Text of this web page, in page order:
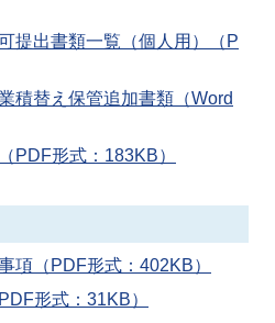
提出書類一覧（個人用）（P
積替え保管追加書類（Word
PDF形式：183KB）
項（PDF形式：402KB）
形式：31KB）